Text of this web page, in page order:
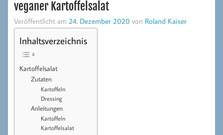
veganer Kartoffelsalat
Veröffentlicht am 24. Dezember 2020 von Roland Kaiser
Inhaltsverzeichnis
Kartoffelsalat
Zutaten
Kartoffeln
Dressing
Anleitungen
Kartoffeln
Kartoffelsalat